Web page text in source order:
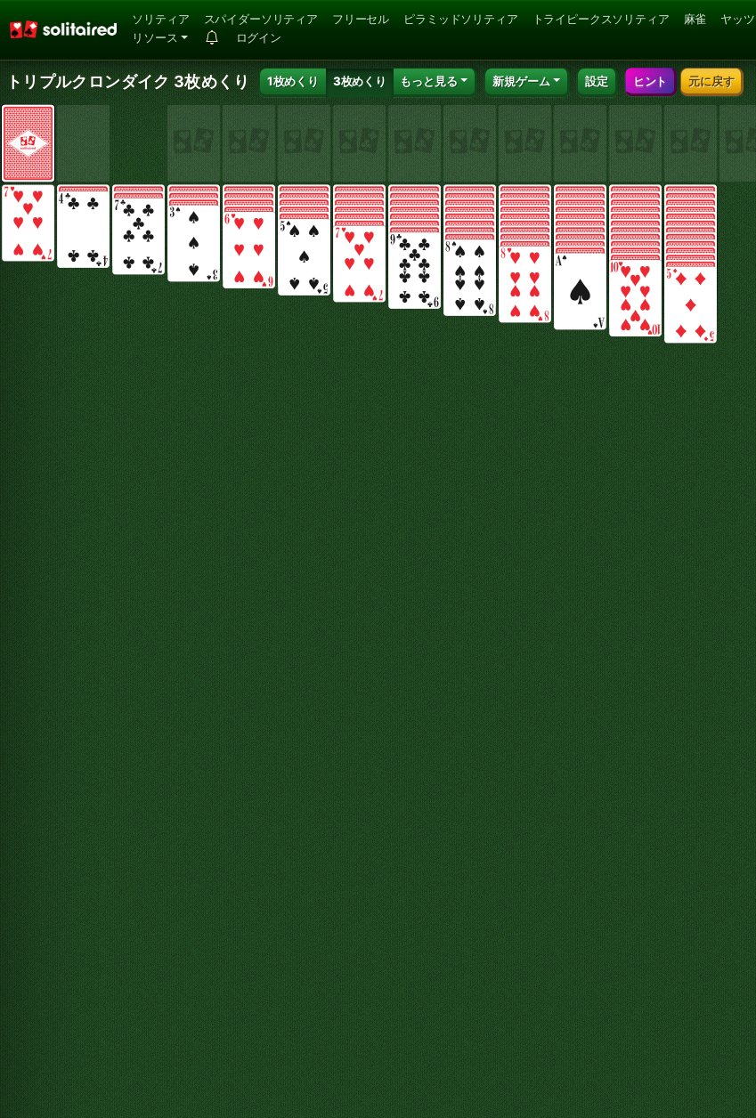
ソリティア スパイダーソリティア フリーセル ピラミッドソリティア トライピークスソリティア 麻雀 ヤッ
リソース
ログイン
トリプルクロンダイク 3枚めくり 1枚めくり 3枚めくり もっと見る 新規ゲーム 設定 ヒント 元に戻す